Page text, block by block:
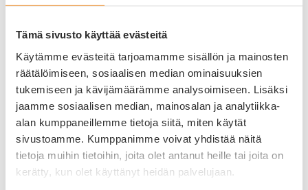
Tämä sivusto käyttää evästeitä
Käytämme evästeitä tarjoamamme sisällön ja mainosten
räätälöimiseen, sosiaalisen median ominaisuuksien
tukemiseen ja kävijämäärämme analysoimiseen. Lisäksi
jaamme sosiaalisen median, mainosalan ja analytiikka-
alan kumppaneillemme tietoja siitä, miten käytät
sivustoamme. Kumppanimme voivat yhdistää näitä
tietoja muihin tietoihin, joita olet antanut heille tai joita on
kerätty, kun olet käyttänyt heidän palvelujaan.
Ilmoitettu hinta sisältää lyhyen tekstin (esim. nimen ja puhelinnumeron)
laadukas metallinen kiinnitysrengas.
Tähän tuotteeseen on mahdollista kaivertaa vain taustapuolelle. Esim. nimi ja
puhelinnumero.
Otamme yhteyttä sähköpostitse, mikäli nimilaattaan toivomasi kaiverrus ei
jostain syystä ole selkeä tai toteutettavissa.
Lisätietoa kaiverruksesta: